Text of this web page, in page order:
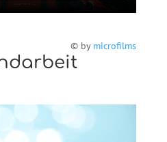
© by microfilms